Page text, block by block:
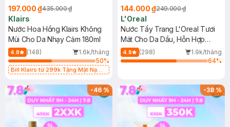
197.000 ₫435.000 ₫
Klairs
Nước Hoa Hồng Klairs Không
Mùi Cho Da Nhạy Cảm 180ml
4.8 (148)
1.6k/tháng
50%
Bill Klairs từ 299k Tặng Mặt Nạ
25ml (SL Có Hạn)
144.000 ₫249.000 ₫
L'Oreal
Nước Tẩy Trang L'Oreal Tươi
Mát Cho Da Dầu, Hỗn Hợp
400ml
4.8 (298)
1.9k/tháng
64%
-46% -38%